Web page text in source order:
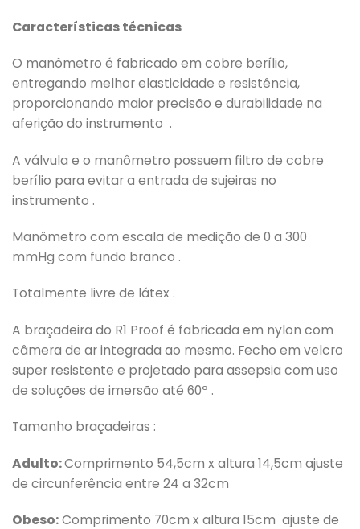
Características técnicas
O manômetro é fabricado em cobre berílio,
entregando melhor elasticidade e resistência,
proporcionando maior precisão e durabilidade na
aferição do instrumento .
A válvula e o manômetro possuem filtro de cobre
berílio para evitar a entrada de sujeiras no
instrumento .
Manômetro com escala de medição de 0 a 300
mmHg com fundo branco .
Totalmente livre de látex .
A braçadeira do R1 Proof é fabricada em nylon com
câmera de ar integrada ao mesmo. Fecho em velcro
super resistente e projetado para assepsia com uso
de soluções de imersão até 60º .
Tamanho braçadeiras :
Adulto:Comprimento 54,5cm x altura 14,5cm ajuste
de circunferência entre 24 a 32cm
Obeso:Comprimento 70cm x altura 15cm ajuste de